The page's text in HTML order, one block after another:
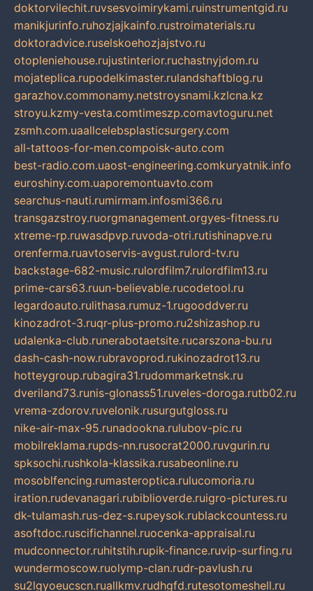
doktorvilechit.ruvsesvoimirykami.ruinstrumentgid.ru
manikjurinfo.ruhozjajkainfo.rustroimaterials.ru
doktoradvice.ruselskoehozjajstvo.ru
otopleniehouse.rujustinterior.ruchastnyjdom.ru
mojateplica.rupodelkimaster.rulandshaftblog.ru
garazhov.commonamy.netstroysnami.kzlcna.kz
stroyu.kzmy-vesta.comtimeszp.comavtoguru.net
zsmh.com.uaallcelebsplasticsurgery.com
all-tattoos-for-men.compoisk-auto.com
best-radio.com.uaost-engineering.comkuryatnik.info
euroshiny.com.uaporemontuavto.com
searchus-nauti.rumirmam.infosmi366.ru
transgazstroy.ruorgmanagement.orgyes-fitness.ru
xtreme-rp.ruwasdpvp.ruvoda-otri.rutishinapve.ru
orenferma.ruavtoservis-avgust.rulord-tv.ru
backstage-682-music.rulordfilm7.rulordfilm13.ru
prime-cars63.ruun-believable.rucodetool.ru
legardoauto.rulithasa.rumuz-1.rugooddver.ru
kinozadrot-3.ruqr-plus-promo.ru2shizashop.ru
udalenka-club.runerabotaetsite.rucarszona-bu.ru
dash-cash-now.rubravoprod.rukinozadrot13.ru
hotteygroup.rubagira31.rudommarketnsk.ru
dveriland73.runis-glonass51.ruveles-doroga.rutb02.ru
vrema-zdorov.ruvelonik.rusurgutgloss.ru
nike-air-max-95.runadookna.rulubov-pic.ru
mobilreklama.rupds-nn.rusocrat2000.ruvgurin.ru
spksochi.rushkola-klassika.rusabeonline.ru
mosoblfencing.rumasteroptica.rulucomoria.ru
iration.rudevanagari.rubiblioverde.ruigro-pictures.ru
dk-tulamash.rus-dez-s.rupeysok.rublackcountess.ru
asoftdoc.ruscifichannel.ruocenka-appraisal.ru
mudconnector.ruhitstih.rupik-finance.ruvip-surfing.ru
wundermoscow.ruolymp-clan.rudr-pavlush.ru
su2lgyoeucscn.ruallkmv.rudhgfd.rutesotomeshell.ru